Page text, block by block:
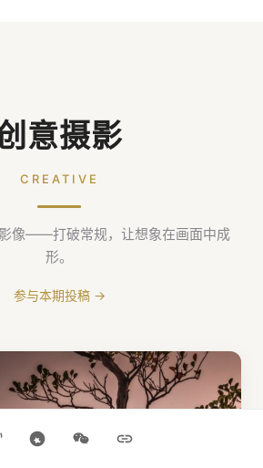
意摄影
CREATIVE
像——打破常规，让想象在画面中成
形。
参与本期投稿 →